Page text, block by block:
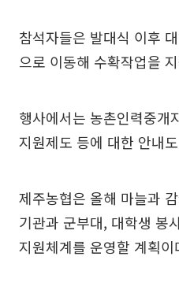
참석자들은 발대식 이후
으로 이동해 수확작업을
행사에서는 농촌인력중개
지원제도 등에 대한 안내
제주농협은 올해 마늘과
기관과 군부대, 대학생 봉
지원체계를 운영할 계획이